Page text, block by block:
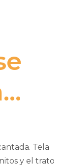
Tela
y el trato